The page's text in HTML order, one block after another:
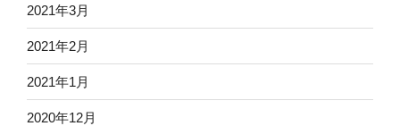
2021年3月
2021年2月
2021年1月
2020年12月